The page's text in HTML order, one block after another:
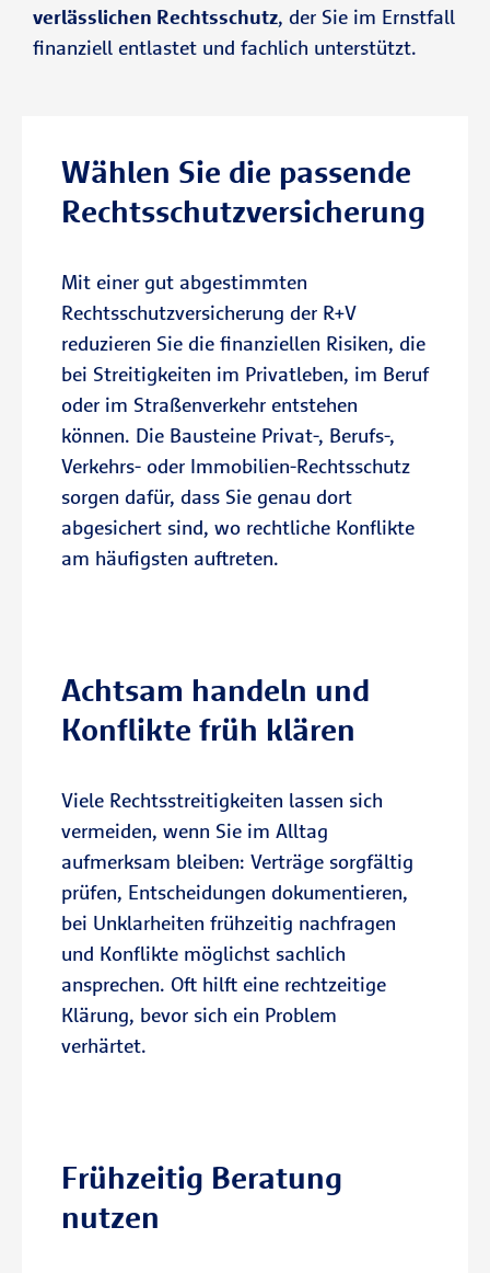
Telefonische Rechtsberatung und
rechtliche Orientierung und
unterstützt einvernehmliche
Zum Verkehrsrechtsschutz
Termin vereinbaren
So erhalten Sie rechtliche Unterstützung
genau dort, wo Konflikte häufig
Rechtsschutzes:
Konflikten rund um Ihr Objekt
Ganz gleich, ob es mit Vermieter,
Mieter, Nachbarn oder der
Hausverwaltung zu Konflikten
kommt: Der R+V-Immobilien-
Rechtsschutz schützt Sie bei
rechtlichen Auseinandersetzungen
rund um Haus, Wohnung oder
Grundstück.
Schutz für Mieter, Eigentümer und
vermietete Immobilien
abgeschlossen werden.
Kostenübernahme für anwaltliche
und gerichtliche Schritte
Die R+V übernimmt die gesetzlichen
Gebühren eines Rechtsverfahrens –
und gibt Ihnen im Streitfall
finanzielle Planungssicherheit.
Zum Immobilien-Rechtsschutz
verlässlichen Rechtsschutz, der Sie im Ernstfall
finanziell entlastet und fachlich unterstützt.
Wählen Sie die passende
Rechtsschutzversicherung
Mit einer gut abgestimmten
Rechtsschutzversicherung der R+V
reduzieren Sie die finanziellen Risiken, die
bei Streitigkeiten im Privatleben, im Beruf
oder im Straßenverkehr entstehen
können. Die Bausteine Privat-, Berufs-,
Verkehrs- oder Immobilien-Rechtsschutz
sorgen dafür, dass Sie genau dort
abgesichert sind, wo rechtliche Konflikte
am häufigsten auftreten.
Achtsam handeln und
Konflikte früh klären
Viele Rechtsstreitigkeiten lassen sich
vermeiden, wenn Sie im Alltag
aufmerksam bleiben: Verträge sorgfältig
prüfen, Entscheidungen dokumentieren,
bei Unklarheiten frühzeitig nachfragen
und Konflikte möglichst sachlich
ansprechen. Oft hilft eine rechtzeitige
Klärung, bevor sich ein Problem
verhärtet.
Frühzeitig Beratung
nutzen